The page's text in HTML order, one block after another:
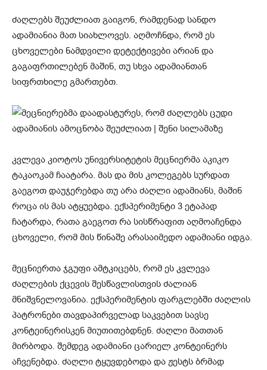
ძაღლებს შეუძლიათ გაიგონ, რამდენად სანდო
ადამიანია მათ სიახლოვეს. აღმოჩნდა, რომ ეს
ცხოველები ნამდვილი დეტექტივები არიან და
გაგაფრთილებენ მაშინ, თუ სხვა ადამიანთან
სიფრთხილე გმართებთ.
კვლევა კიოტოს უნივერსიტეტის მეცნიერმა აკიკო
ტაკაოკამ ჩაატარა. მას და მის კოლეგებს სურდათ
გაეგოთ დაუჯერებდა თუ არა ძაღლი ადამიანს, მაშინ
როცა ის მას ატყუებდა. ექსპერიმენტი 3 ეტაპად
ჩატარდა, რათა გაეგოთ რა სისწრაფით აღმოაჩენდა
ცხოველი, რომ მის წინაშე არასაიმედო ადამიანი იდგა.
მეცნიერთა ჯგუფი ამტკიცებს, რომ ეს კვლევა
ძაღლების ქცევის შესწავლისთვის ძალიან
მნიშვნელოვანია. ექსპერიმენტის ფარგლებში ძაღლის
პატრონები თავდაპირველად საკვებით სავსე
კონტეინერისკენ მიუთითებდნენ. ძაღლი მათთან
მირბოდა. შემდეგ ადამიანი ცარიელ კონტეინერს
აჩვენებდა. ძაღლი ტყუვდებოდა და ჟესტს ბრმად